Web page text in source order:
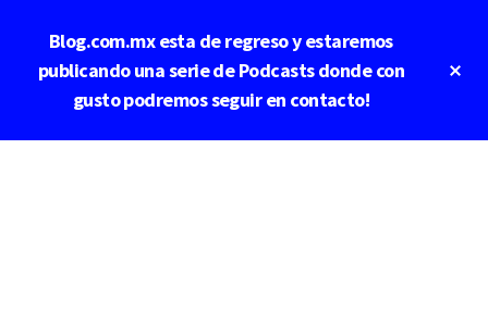
contenido
Blog.com.mx esta de regreso y estaremos
publicando una serie de Podcasts donde con
gusto podremos seguir en contacto!